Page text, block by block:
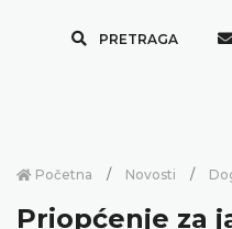
PRETRAGA
Početna Novosti
Priopćenje za